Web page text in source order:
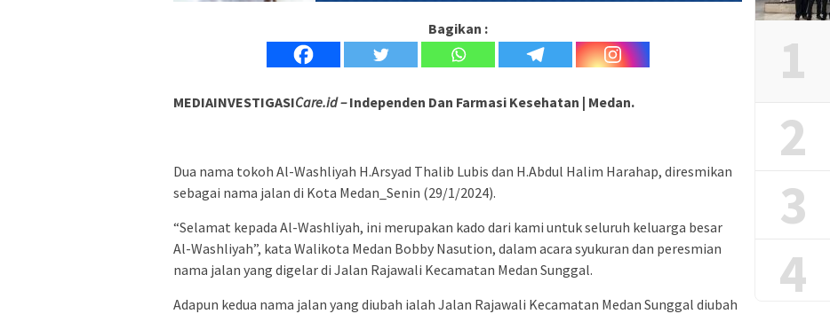
Bagikan :
MEDIAINVESTIGASICare.id –Independen Dan Farmasi Kesehatan | Medan.
Dua nama tokoh Al-Washliyah H.Arsyad Thalib Lubis dan H.Abdul Halim Harahap, diresmikan
sebagai nama jalan di Kota Medan_Senin (29/1/2024).
“Selamat kepada Al-Washliyah, ini merupakan kado dari kami untuk seluruh keluarga besar
Al-Washliyah”, kata Walikota Medan Bobby Nasution, dalam acara syukuran dan peresmian
nama jalan yang digelar di Jalan Rajawali Kecamatan Medan Sunggal.
Adapun kedua nama jalan yang diubah ialah Jalan Rajawali Kecamatan Medan Sunggal diubah
1
2
3
4